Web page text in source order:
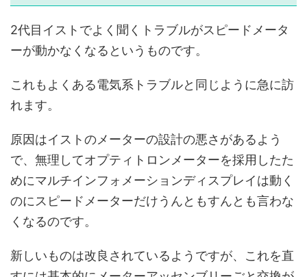
2代目イストでよく聞くトラブルがスピードメータ
ーが動かなくなるというものです。
これもよくある電気系トラブルと同じように急に訪
れます。
原因はイストのメーターの設計の悪さがあるよう
で、無理してオプティトロンメーターを採用したた
めにマルチインフォメーションディスプレイは動く
のにスピードメーターだけうんともすんとも言わな
くなるのです。
新しいものは改良されているようですが、これを直